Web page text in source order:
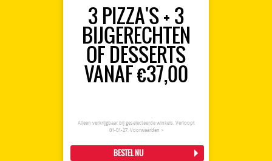
3 PIZZA'S + 3
BIJGERECHTEN
OF DESSERTS
VANAF €37,00
Alleen verkrijgbaar bij geselecteerde winkels. Verloopt
01-01-27. Voorwaarden >
BESTEL NU